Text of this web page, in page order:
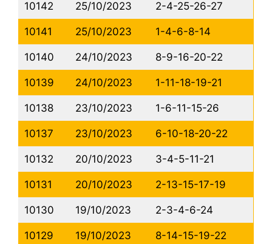
10142 25/10/2023 2-4-25-26-27
10141 25/10/2023 1-4-6-8-14
10140 24/10/2023 8-9-16-20-22
10139 24/10/2023 1-11-18-19-21
10138 23/10/2023 1-6-11-15-26
10137 23/10/2023 6-10-18-20-22
10132 20/10/2023 3-4-5-11-21
10131 20/10/2023 2-13-15-17-19
10130 19/10/2023 2-3-4-6-24
10129 19/10/2023 8-14-15-19-22